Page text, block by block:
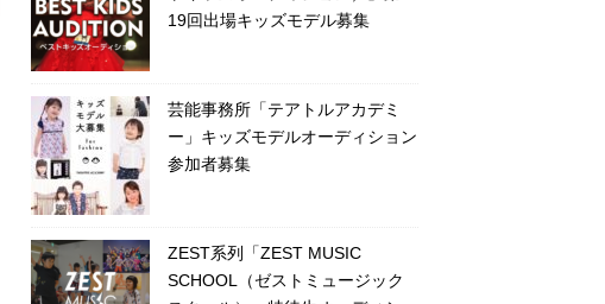
19回出場キッズモデル募集
芸能事務所「テアトルアカデミ
ー」キッズモデルオーディション
参加者募集
ZEST系列「ZEST MUSIC
SCHOOL（ゼストミュージック